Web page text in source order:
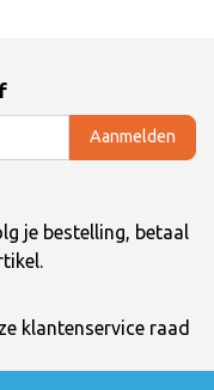
Aanmelden
je bestelling, betaal
klantenservice raad